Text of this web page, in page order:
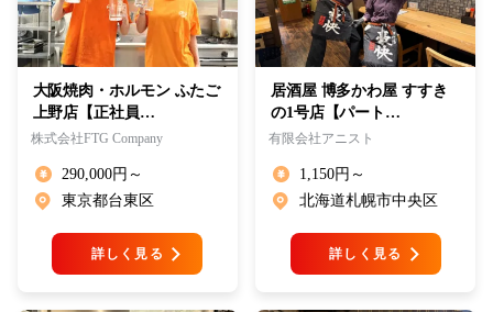
大阪焼肉・ホルモン ふたご
上野店【正社員…
株式会社FTG Company
290,000円～
東京都台東区
詳しく見る
居酒屋 博多かわ屋 すすき
の1号店【パート…
有限会社アニスト
1,150円～
北海道札幌市中央区
詳しく見る